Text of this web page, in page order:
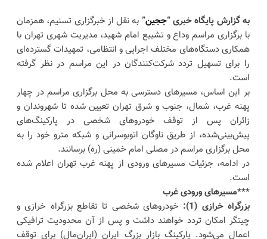
به گزارش پایگاه خبری “ججین” به نقل از خبرگزاری تسنیم، همزمان
با برگزاری مراسم وداع و تشییع امام شهید، مدیریت شهری تهران با
همکاری دستگاه‌های مختلف اجرایی و انتظامی، تمهیدات گسترده‌ای
را برای تسهیل تردد شرکت‌کنندگان در این مراسم در نظر گرفته
است.
بر این اساس، مسیرهای دسترسی به محل برگزاری مراسم در چهار
پهنه غرب، شمال، جنوب و شرق تهران تعیین شده تا شهروندان و
زائران پس از توقف خودروهای شخصی در پارکینگ‌های
پیش‌بینی‌شده، از طریق ناوگان اتوبوسرانی و شبکه مترو خود را به
محل برگزاری مراسم در مصلی امام خمینی (ره) برسانند.
در ادامه، جزئیات مسیرهای ورودی از پهنه غرب تهران اعلام شده
است.
***مسیرهای ورودی غرب
بزرگراه خرازی (1):
خودروهای شخصی تا تقاطع بزرگراه خرازی و
چیتگر امکان تردد خواهند داشت و پس از آن محدودیت ترافیکی
اعمال می‌شود. پارکینگ بازار بزرگ ایران (ایران‌مال) برای توقف